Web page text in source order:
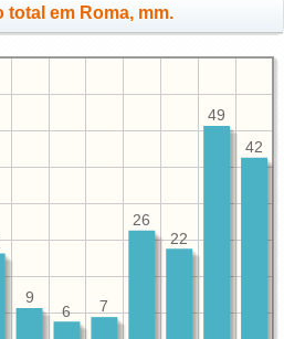
total em Roma, mm.
42
49
22
26
7
6
9